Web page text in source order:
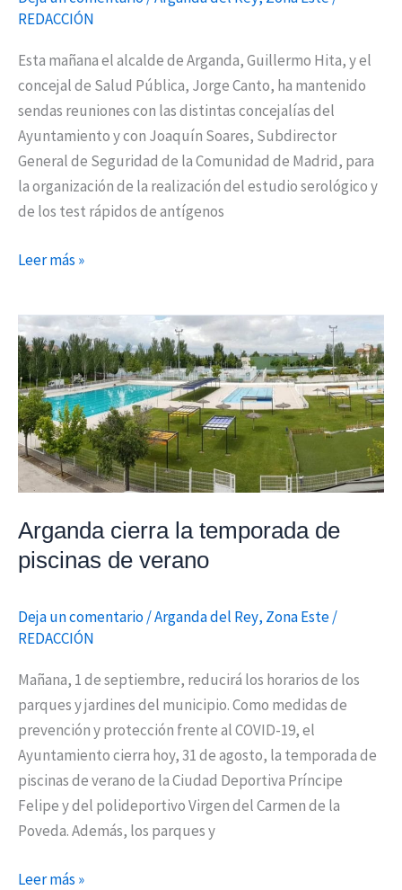
REDACCIÓN
Esta mañana el alcalde de Arganda, Guillermo Hita, y el
concejal de Salud Pública, Jorge Canto, ha mantenido
sendas reuniones con las distintas concejalías del
Ayuntamiento y con Joaquín Soares, Subdirector
General de Seguridad de la Comunidad de Madrid, para
la organización de la realización del estudio serológico y
de los test rápidos de antígenos
Leer más »
Arganda cierra la temporada de
piscinas de verano
Deja un comentario/Arganda del Rey, Zona Este/
REDACCIÓN
Mañana, 1 de septiembre, reducirá los horarios de los
parques y jardines del municipio. Como medidas de
prevención y protección frente al COVID-19, el
Ayuntamiento cierra hoy, 31 de agosto, la temporada de
piscinas de verano de la Ciudad Deportiva Príncipe
Felipe y del polideportivo Virgen del Carmen de la
Poveda. Además, los parques y
Arganda
cierra
la
temporada
de
piscinas
Leer más »